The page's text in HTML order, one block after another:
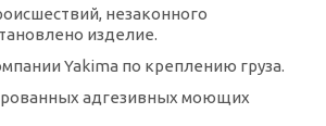
незаконного
изделие.
Yakima по креплению груза.
адгезивных моющих